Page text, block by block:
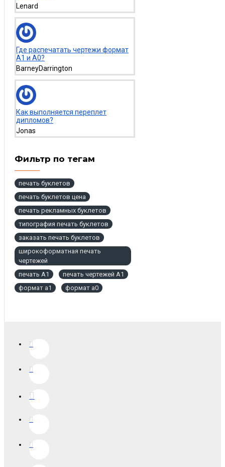
Lenard
Где распечатать чертежи формат
А1 и А0?
BarneyDarrington
Как выполняется переплет
дипломов?
Jonas
Фильтр по тегам
печать буклетов
печать буклетов цена
печать рекламных буклетов
типография печать буклетов
заказать печать буклетов
широкоформатная печать
чертежей
печать А1
печать чертежей А1
формат а1
формат а0